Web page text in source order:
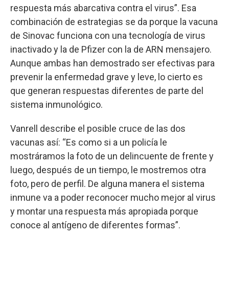
respuesta más abarcativa contra el virus”. Esa
combinación de estrategias se da porque la vacuna
de Sinovac funciona con una tecnología de virus
inactivado y la de Pfizer con la de ARN mensajero.
Aunque ambas han demostrado ser efectivas para
prevenir la enfermedad grave y leve, lo cierto es
que generan respuestas diferentes de parte del
sistema inmunológico.
Vanrell describe el posible cruce de las dos
vacunas así: “Es como si a un policía le
mostráramos la foto de un delincuente de frente y
luego, después de un tiempo, le mostremos otra
foto, pero de perfil. De alguna manera el sistema
inmune va a poder reconocer mucho mejor al virus
y montar una respuesta más apropiada porque
conoce al antígeno de diferentes formas”.